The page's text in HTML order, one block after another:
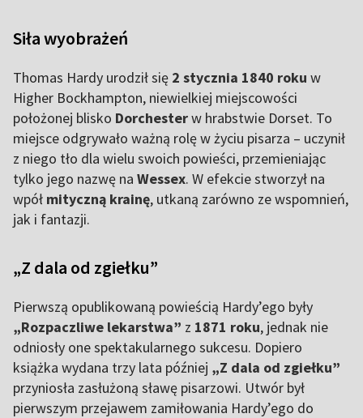
Siła wyobrażeń
Thomas Hardy urodził się 2 stycznia 1840 roku w
Higher Bockhampton, niewielkiej miejscowości
położonej blisko Dorchesterw hrabstwie Dorset. To
miejsce odgrywało ważną rolę w życiu pisarza – uczynił
z niego tło dla wielu swoich powieści, przemieniając
tylko jego nazwę na Wessex. W efekcie stworzył na
wpół mityczną krainę, utkaną zarówno ze wspomnień,
jak i fantazji.
„Z dala od zgiełku”
Pierwszą opublikowaną powieścią Hardy’ego były
„Rozpaczliwe lekarstwa” z 1871 roku, jednak nie
odniosły one spektakularnego sukcesu. Dopiero
książka wydana trzy lata później „Z dala od zgiełku”
przyniosła zasłużoną sławę pisarzowi. Utwór był
pierwszym przejawem zamiłowania Hardy’ego do